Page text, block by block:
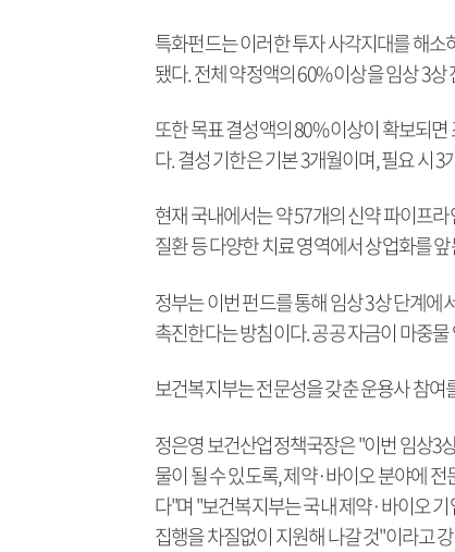
특화펀드는 이러한 투자 사각지대를 해
됐다. 전체 약정액의 60% 이상을 임상 3
또한 목표 결성액의 80% 이상이 확보되
다. 결성 기한은 기본 3개월이며, 필요 시
현재 국내에서는 약 57개의 신약 파이프
질환 등 다양한 치료 영역에서 상업화를
정부는 이번 펀드를 통해 임상 3상 단계
촉진한다는 방침이다. 공공 자금이 마중
보건복지부는 전문성을 갖춘 운용사 참
정은영 보건산업정책국장은 "이번 임상3
물이 될 수 있도록, 제약·바이오 분야에
다"며 "보건복지부는 국내 제약·바이오
집행을 차질없이 지원해 나갈 것"이라고